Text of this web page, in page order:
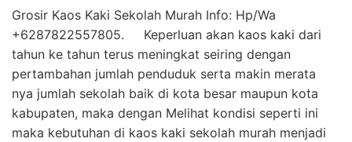
Grosir Kaos Kaki Sekolah Murah Info: Hp/Wa
+6287822557805. Keperluan akan kaos kaki dari
tahun ke tahun terus meningkat seiring dengan
pertambahan jumlah penduduk serta makin merata
nya jumlah sekolah baik di kota besar maupun kota
kabupaten, maka dengan Melihat kondisi seperti ini
maka kebutuhan di kaos kaki sekolah murah menjadi